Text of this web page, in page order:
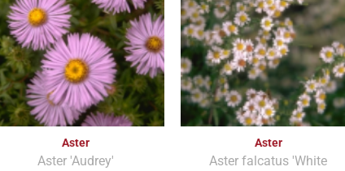
Aster
Aster 'Audrey'
Aster
Aster falcatus 'White